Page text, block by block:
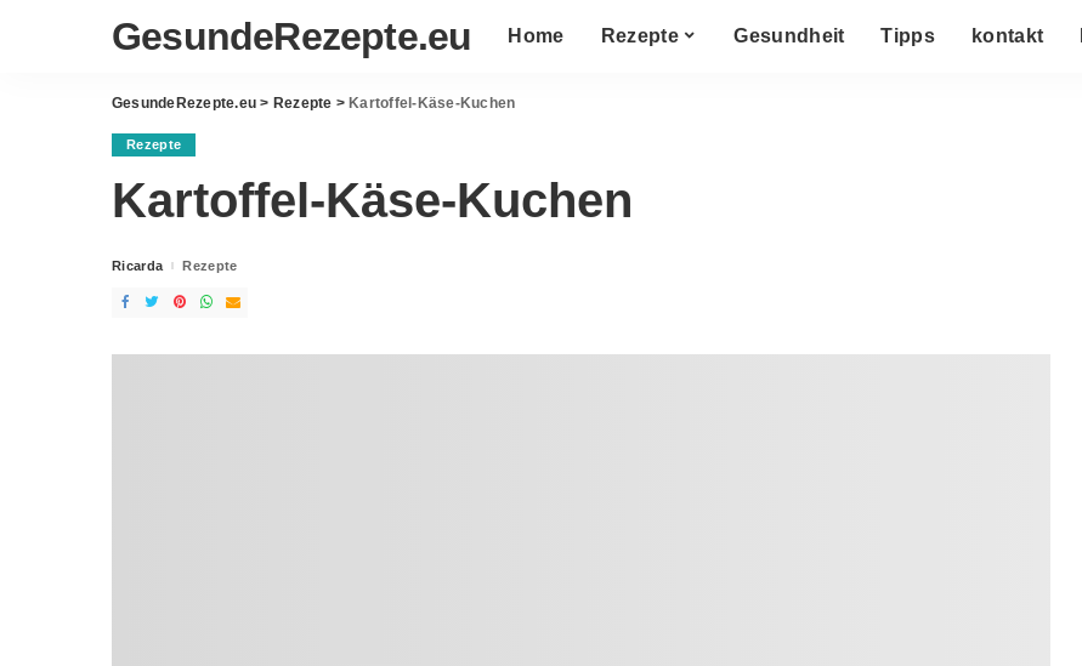
GesundeRezepte.eu Home Rezepte Gesundheit Tipps kontakt
GesundeRezepte.eu > Rezepte > Kartoffel-Käse-Kuchen
Rezepte
Kartoffel-Käse-Kuchen
Posted
Ricarda Rezepte